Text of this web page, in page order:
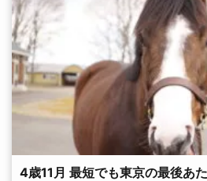
4歳11月 最短でも東京の最後あ